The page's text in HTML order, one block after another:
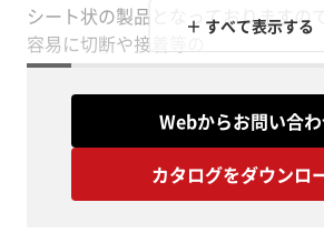
シート状の製品となっておりますの
容易に切断や接着等の
加工ができます。また、使用条件に
ム硬度の選定が可能です。
【特長】
■金属探知器に反応するゴムシート
■製品への混入を防ぐことが可能
＋ すべて表示する
Webからお問い合
カタログをダウンロ